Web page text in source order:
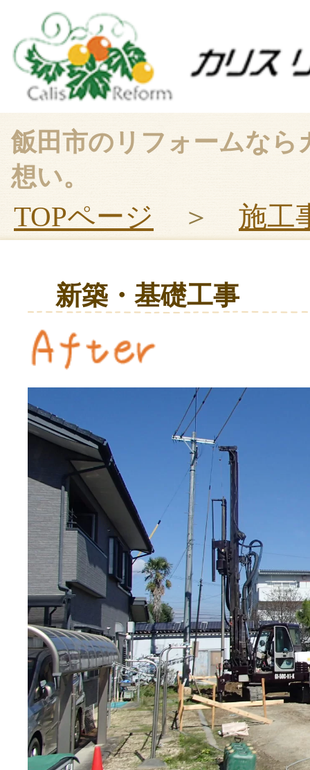
飯田市のリフォームな
想い。
TOPページ ＞ 施工
新築・基礎工事